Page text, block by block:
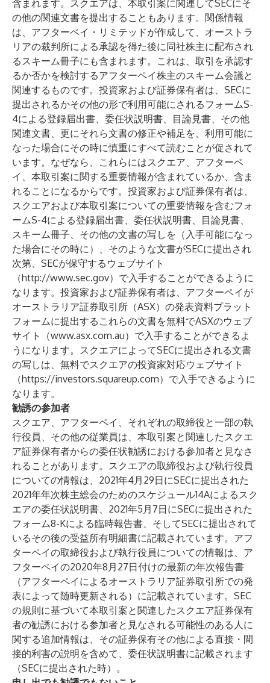
含まれます。スクエアは、本取引案に関連してSECにそ
の他の関連文書を提出することもあります。関係情報
は、アフターペイ・リミテッドが作成して、オーストラ
リアの裁判所による承認を得た後に同社株主に配布され
るスキーム冊子にも含まれます。これは、取引を承認す
るか否かを検討するアフターペイ株主のスキーム会議と
関連するものです。投資家および証券保有者は、SECに
提出されるかその他の形で利用可能にされるフォームS-
4による登録届出書、委任状説明書、目論見書、その他
関連文書、更にそれら文書の修正や補足を、利用可能に
なった場合にその時に慎重にすべて読むことが促されて
います。なぜなら、これらにはスクエア、アフターペ
イ、本取引案に関する重要情報が含まれているか、含ま
れることになるからです。投資家および証券保有者は、
スクエアおよび本取引案についての重要情報を含むフォ
ームS-4による登録届出書、委任状説明書、目論見書、
スキーム冊子、その他の文書の写しを（入手可能になっ
た場合にその時に）、そのような文書がSECに提出され
次第、SECが保守するウェブサイト
（http://www.sec.gov）で入手することができるように
なります。投資家および証券保有者は、アフターペイが
オーストラリア証券取引所（ASX）の発表資料プラット
フォームに提出するこれらの文書を無料でASXのウェブ
サイト（www.asx.com.au）で入手することができるよ
うになります。スクエアによってSECに提出される文書
の写しは、無料でスクエアの投資家対応ウェブサイト
（https://investors.squareup.com）で入手できるように
なります。
勧誘の参加者
スクエア、アフターペイ、それぞれの取締役と一部の執
行役員、その他の従業員は、本取引案と関連したスクエ
ア証券保有者からの委任状勧誘における参加者と見なさ
れることがあります。スクエアの取締役および執行役員
についての情報は、2021年4月29日にSECに提出された
2021年年次株主総会のためのスケジュール14Aによるスク
エアの委任状説明書、2021年5月7日にSECに提出された
フォーム8-Kによる臨時報告書、そしてSECに提出されて
いるその後の受益所有明細書に記載されています。アフ
ターペイの取締役および執行役員についての情報は、ア
フターペイの2020年8月27日付けの最新の年次報告書
（アフターペイによるオーストラリア証券取引所での発
表によって随時更新される）に記載されています。SEC
の規則に基づいて本取引案と関連したスクエア証券保有
者の勧誘における参加者と見なされる可能性のある人に
関する追加情報は、その証券保有その他による直接・間
接的利害の説明を含めて、委任状説明書に記載されます
（SECに提出された時）。